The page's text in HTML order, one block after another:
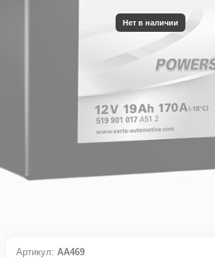
Нет в наличии
Артикул: АА469